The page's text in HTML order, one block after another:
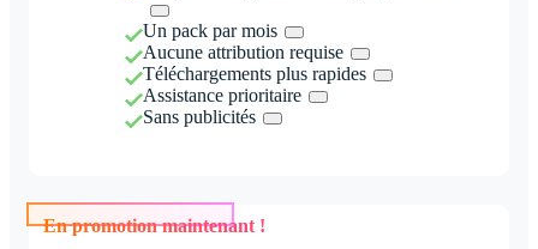
Un pack par mois
Aucune attribution requise
Téléchargements plus rapides
Assistance prioritaire
Sans publicités
En promotion maintenant !